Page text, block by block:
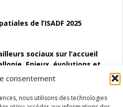
consentement
nous utilisons des technologies
de l’ISADF 2025
sociaux sur l’accueil
Enjeux, évolutions et